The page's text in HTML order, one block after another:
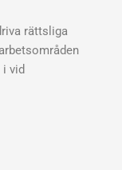
rättsliga
vid